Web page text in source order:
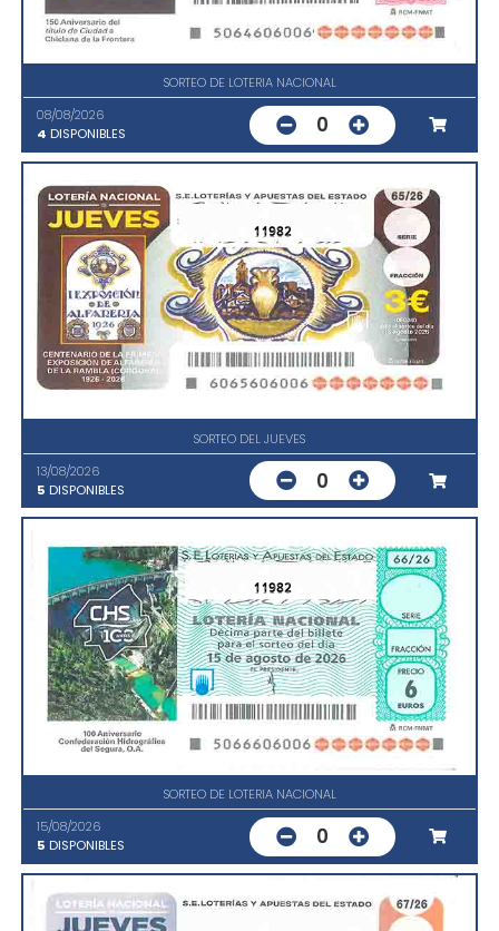
SORTEO DE LOTERIA NACIONAL
08/08/2026
4 DISPONIBLES 0
11982
SORTEO DEL JUEVES
13/08/2026
5 DISPONIBLES 0
11982
SORTEO DE LOTERIA NACIONAL
15/08/2026
5 DISPONIBLES 0